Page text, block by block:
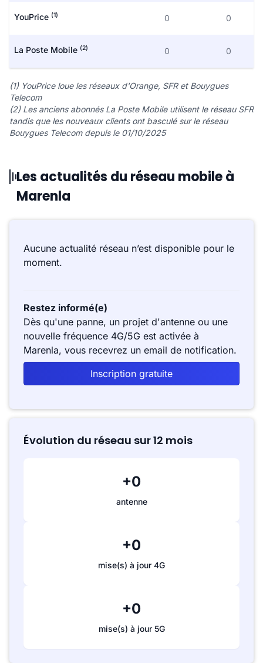
YouPrice (1) 0 0
La Poste Mobile (2) 0 0
(1) YouPrice loue les réseaux d'Orange, SFR et Bouygues
Telecom
(2) Les anciens abonnés La Poste Mobile utilisent le réseau SFR
tandis que les nouveaux clients ont basculé sur le réseau
Bouygues Telecom depuis le 01/10/2025
Les actualités du réseau mobile à
Marenla
Aucune actualité réseau n’est disponible pour le
moment.
Restez informé(e)
Dès qu'une panne, un projet d'antenne ou une
nouvelle fréquence 4G/5G est activée à
Marenla, vous recevrez un email de notification.
Inscription gratuite
Évolution du réseau sur 12 mois
+0
antenne
+0
mise(s) à jour 4G
+0
mise(s) à jour 5G